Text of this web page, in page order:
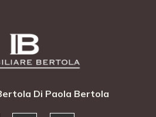
Di Paola Bertola